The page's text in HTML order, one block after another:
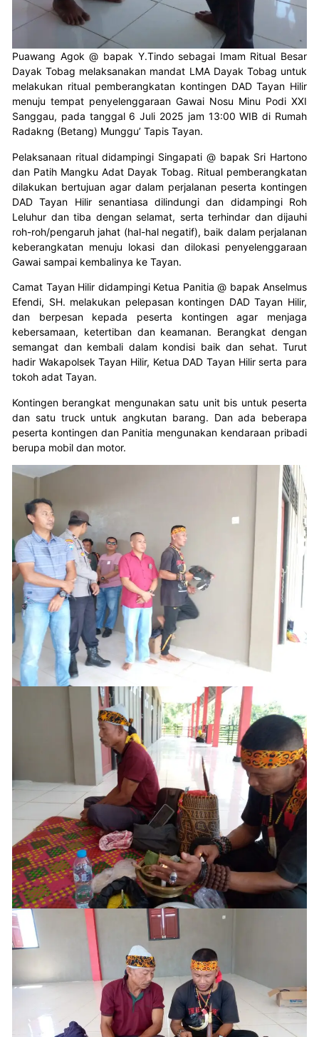
Puawang Agok @ bapak Y.Tindo sebagai Imam Ritual Besar
Dayak Tobag melaksanakan mandat LMA Dayak Tobag untuk
melakukan ritual pemberangkatan kontingen DAD Tayan Hilir
menuju tempat penyelenggaraan Gawai Nosu Minu Podi XXI
Sanggau, pada tanggal 6 Juli 2025 jam 13:00 WIB di Rumah
Radakng (Betang) Munggu’ Tapis Tayan.
Pelaksanaan ritual didampingi Singapati @ bapak Sri Hartono
dan Patih Mangku Adat Dayak Tobag. Ritual pemberangkatan
dilakukan bertujuan agar dalam perjalanan peserta kontingen
DAD Tayan Hilir senantiasa dilindungi dan didampingi Roh
Leluhur dan tiba dengan selamat, serta terhindar dan dijauhi
roh-roh/pengaruh jahat (hal-hal negatif), baik dalam perjalanan
keberangkatan menuju lokasi dan dilokasi penyelenggaraan
Gawai sampai kembalinya ke Tayan.
Camat Tayan Hilir didampingi Ketua Panitia @ bapak Anselmus
Efendi, SH. melakukan pelepasan kontingen DAD Tayan Hilir,
dan berpesan kepada peserta kontingen agar menjaga
kebersamaan, ketertiban dan keamanan. Berangkat dengan
semangat dan kembali dalam kondisi baik dan sehat. Turut
hadir Wakapolsek Tayan Hilir, Ketua DAD Tayan Hilir serta para
tokoh adat Tayan.
Kontingen berangkat mengunakan satu unit bis untuk peserta
dan satu truck untuk angkutan barang. Dan ada beberapa
peserta kontingen dan Panitia mengunakan kendaraan pribadi
berupa mobil dan motor.